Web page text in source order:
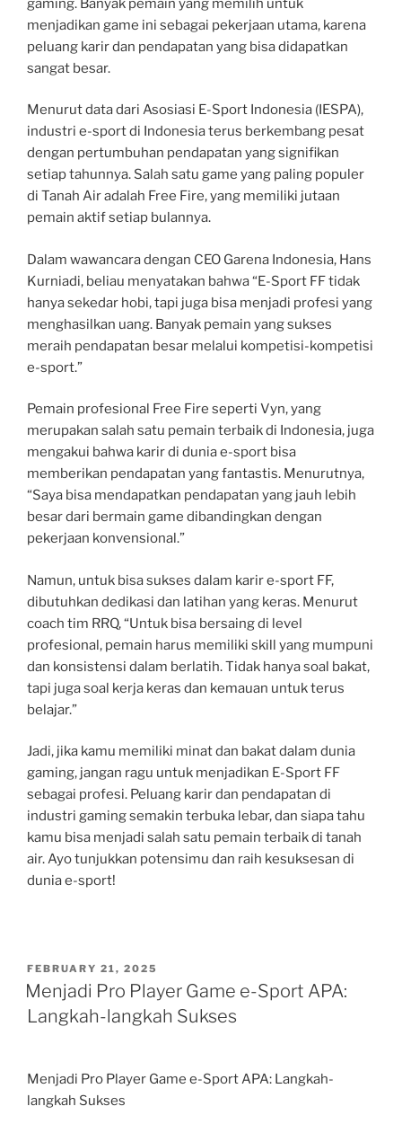
menjadikan game ini sebagai pekerjaan utama, karena
peluang karir dan pendapatan yang bisa didapatkan
sangat besar.
Menurut data dari Asosiasi E-Sport Indonesia (IESPA),
industri e-sport di Indonesia terus berkembang pesat
dengan pertumbuhan pendapatan yang signifikan
setiap tahunnya. Salah satu game yang paling populer
di Tanah Air adalah Free Fire, yang memiliki jutaan
pemain aktif setiap bulannya.
Dalam wawancara dengan CEO Garena Indonesia, Hans
Kurniadi, beliau menyatakan bahwa “E-Sport FF tidak
hanya sekedar hobi, tapi juga bisa menjadi profesi yang
menghasilkan uang. Banyak pemain yang sukses
meraih pendapatan besar melalui kompetisi-kompetisi
e-sport.”
Pemain profesional Free Fire seperti Vyn, yang
merupakan salah satu pemain terbaik di Indonesia, juga
mengakui bahwa karir di dunia e-sport bisa
memberikan pendapatan yang fantastis. Menurutnya,
“Saya bisa mendapatkan pendapatan yang jauh lebih
besar dari bermain game dibandingkan dengan
pekerjaan konvensional.”
Namun, untuk bisa sukses dalam karir e-sport FF,
dibutuhkan dedikasi dan latihan yang keras. Menurut
coach tim RRQ, “Untuk bisa bersaing di level
profesional, pemain harus memiliki skill yang mumpuni
dan konsistensi dalam berlatih. Tidak hanya soal bakat,
tapi juga soal kerja keras dan kemauan untuk terus
belajar.”
Jadi, jika kamu memiliki minat dan bakat dalam dunia
gaming, jangan ragu untuk menjadikan E-Sport FF
sebagai profesi. Peluang karir dan pendapatan di
industri gaming semakin terbuka lebar, dan siapa tahu
kamu bisa menjadi salah satu pemain terbaik di tanah
air. Ayo tunjukkan potensimu dan raih kesuksesan di
dunia e-sport!
POSTED
ON
FEBRUARY 21, 2025
Menjadi Pro Player Game e-Sport APA:
Langkah-langkah Sukses
Menjadi Pro Player Game e-Sport APA: Langkah-
langkah Sukses